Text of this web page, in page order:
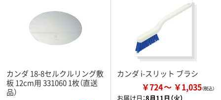
カンダ 18-8セルクルリング敷
板 12cm用 331060 1枚（直送
品）
カンダ i-スリット ブラシ
￥724 ￥1,035
お届け日：8月11日（火）